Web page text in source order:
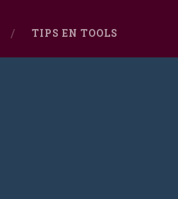
TIPS EN TOOLS